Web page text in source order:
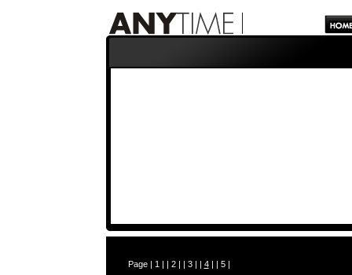
Page | 1 | | 2| | 3| | 4| | 5|